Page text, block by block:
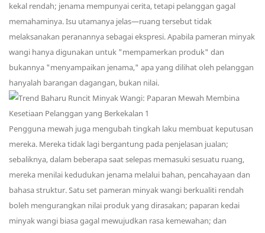
kekal rendah; jenama mempunyai cerita, tetapi pelanggan gagal
memahaminya. Isu utamanya jelas—ruang tersebut tidak
melaksanakan peranannya sebagai ekspresi. Apabila pameran minyak
wangi hanya digunakan untuk "mempamerkan produk" dan
bukannya "menyampaikan jenama," apa yang dilihat oleh pelanggan
hanyalah barangan dagangan, bukan nilai.
Pengguna mewah juga mengubah tingkah laku membuat keputusan
mereka. Mereka tidak lagi bergantung pada penjelasan jualan;
sebaliknya, dalam beberapa saat selepas memasuki sesuatu ruang,
mereka menilai kedudukan jenama melalui bahan, pencahayaan dan
bahasa struktur. Satu set pameran minyak wangi berkualiti rendah
boleh mengurangkan nilai produk yang dirasakan; paparan kedai
minyak wangi biasa gagal mewujudkan rasa kemewahan; dan